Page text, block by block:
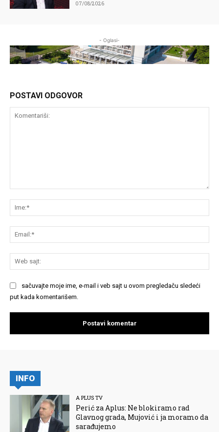
07/08/2026
- Oglasi-
POSTAVI ODGOVOR
sačuvajte moje ime, e-mail i veb sajt u ovom pregledaču sledeći
put kada komentarišem.
INFO
A PLUS TV
Perić za Aplus: Ne blokiramo rad
Glavnog grada, Mujović i ja moramo da
sarađujemo